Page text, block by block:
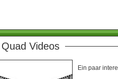
Quad Videos
Ein paar